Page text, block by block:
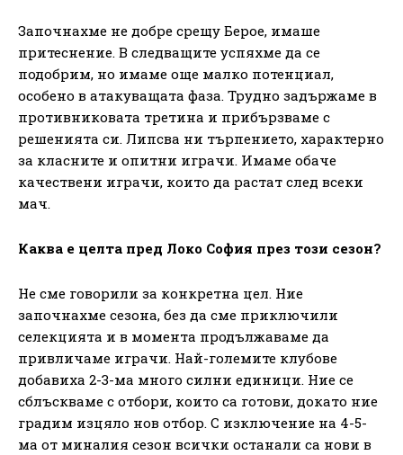
Започнахме не добре срещу Берое, имаше
притеснение. В следващите успяхме да се
подобрим, но имаме още малко потенциал,
особено в атакуващата фаза. Трудно задържаме в
противниковата третина и прибързваме с
решенията си. Липсва ни търпението, характерно
за класните и опитни играчи. Имаме обаче
качествени играчи, които да растат след всеки
мач.
Каква е целта пред Локо София през този сезон?
Не сме говорили за конкретна цел. Ние
започнахме сезона, без да сме приключили
селекцията и в момента продължаваме да
привличаме играчи. Най-големите клубове
добавиха 2-3-ма много силни единици. Ние се
сблъскваме с отбори, които са готови, докато ние
градим изцяло нов отбор. С изключение на 4-5-
ма от миналия сезон всички останали са нови в